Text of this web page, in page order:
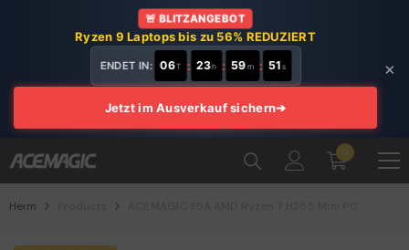
🚨 BLITZANGEBOT
Ryzen 9 Laptops bis zu 56% REDUZIERT
ENDET IN: 06T : 23h : 59m : 49s
Jetzt im Ausverkauf sichern➔
×
0
0
Artikel
Heim